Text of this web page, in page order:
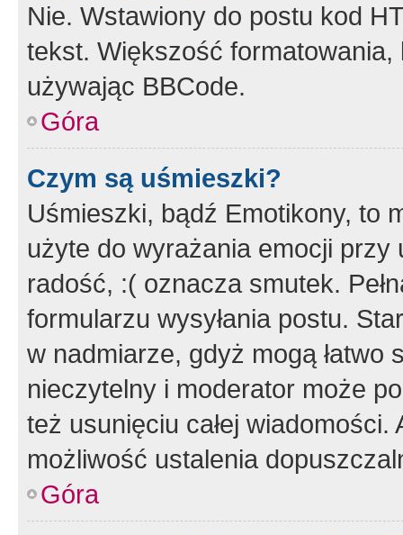
Nie. Wstawiony do postu kod
tekst. Większość
używając BBCode.
Góra
Czym są uśmieszki?
Uśmieszki, bądź Emotikony, to
użyte do wyrażania emocji
radość, :( oznacza smutek.
formularzu wysyłania postu.
w nadmiarze, gdyż mogą
nieczytelny i moderator może
też usunięciu całej
możliwość ustalenia
Góra